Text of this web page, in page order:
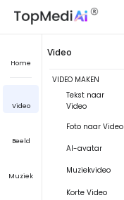
Home
Video
Beeld
Muziek
Video
VIDEO MAKEN
Tekst naar
Video
Foto naar Video
AI-avatar
Muziekvideo
Korte Video